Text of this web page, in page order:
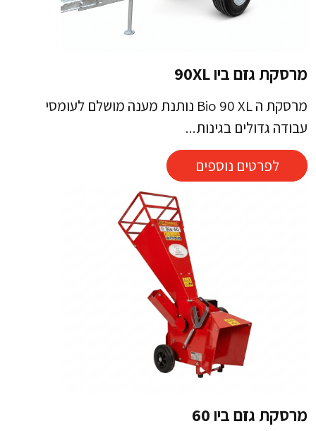
מרסקת גזם ביו 90XL
מרסקת ה Bio 90 XL נותנת מענה מושלם לעומסי
עבודה גדולים בגינות...
לפרטים נוספים
מרסקת גזם ביו 60